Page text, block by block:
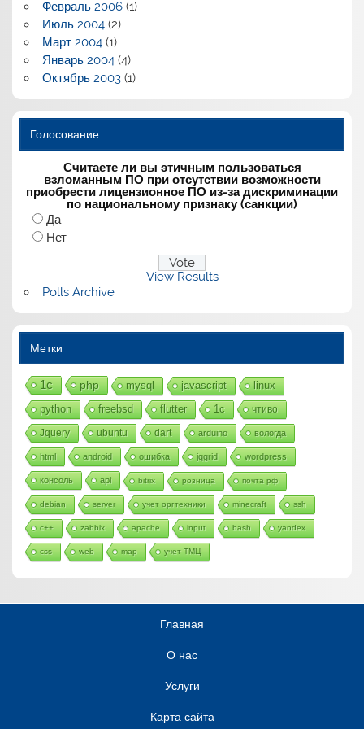
Февраль 2006(1)
Июль 2004(2)
Март 2004(1)
Январь 2004(4)
Октябрь 2003(1)
Голосование
Считаете ли вы этичным пользоваться
взломанным ПО при отсутствии возможности
приобрести лицензионное ПО из-за дискриминации
по национальному признаку (санкции)
Да
Нет
View Results
Polls Archive
Метки
1с php mysql javascript linux
python freebsd flutter 1c чтиво
Jquery ubuntu dart arduino вологда
html android ошибка jqgrid wordpress
консоль api bitrix розница почта рф
debian server учет оргтехники minecraft ssh
c++ zabbix apache input bash yandex
css web map учет ТМЦ
Главная
О нас
Услуги
Карта сайта